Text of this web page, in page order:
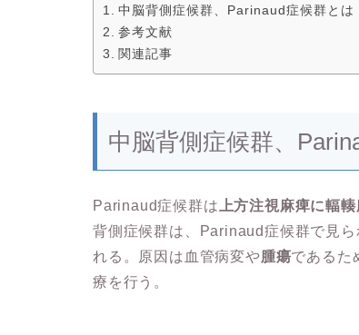
中脳背側症候群、Parinaud症候群とは
参考文献
関連記事
中脳背側症候群、
Parinaud症候群は 上方注視麻痺に輻
背側症候群は、Parinaud症候群で見ら
れる。原因は血管病変や腫瘍であるた
療を行う。